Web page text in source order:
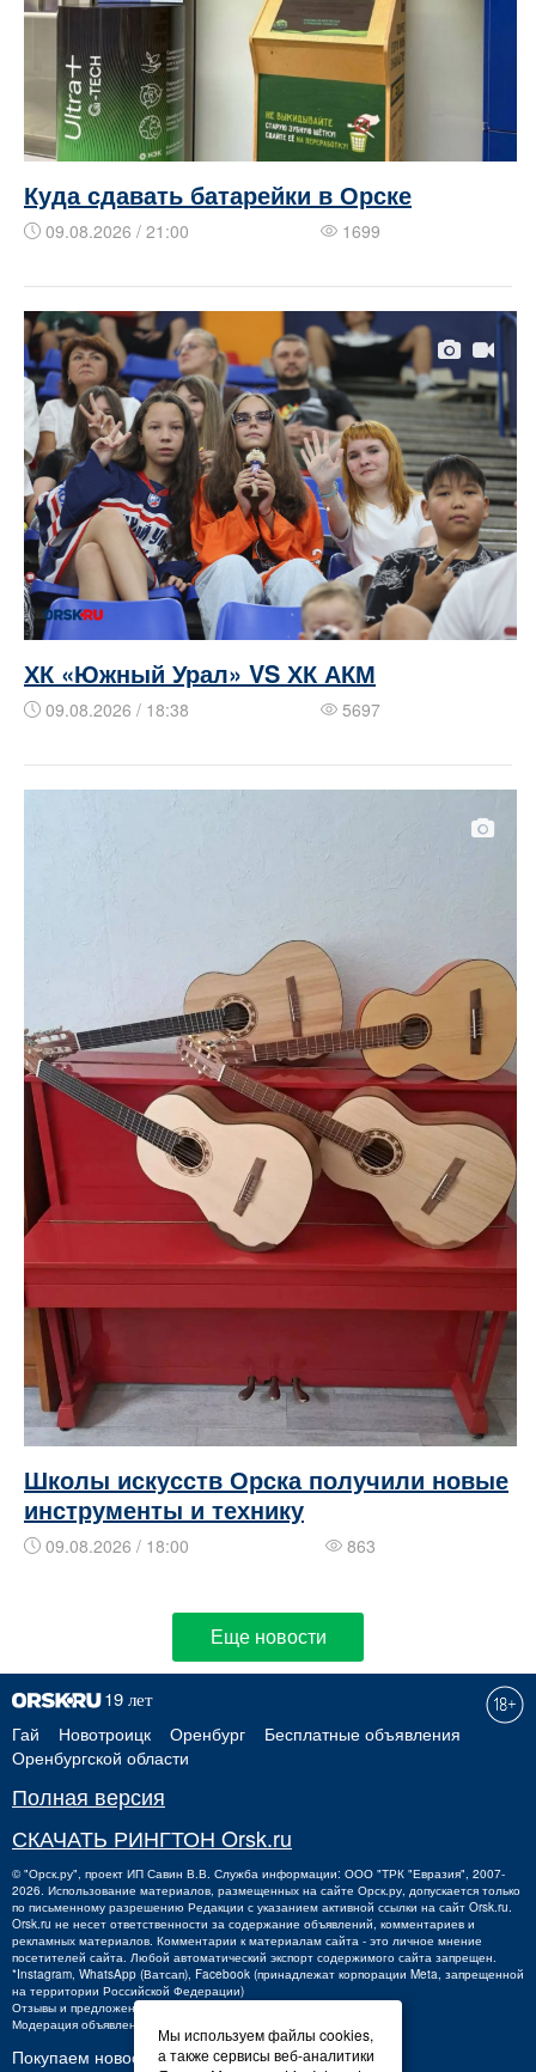
Куда сдавать батарейки в Орске
09.08.2026 / 21:00 1699
ХК «Южный Урал» VS ХК АКМ
09.08.2026 / 18:38 5697
Школы искусств Орска получили новые
инструменты и технику
09.08.2026 / 18:00 863
Еще новости
Гай Новотроицк Оренбург
Бесплатные объявления
Оренбургской области
Полная версия
СКАЧАТЬ РИНГТОН Orsk.ru
©"Орск.ру", проект ИП Савин В.В. Служба информации: ООО "ТРК "Евразия", 2007-
2026. Использование материалов, размещенных на сайте Орск.ру, допускается только
по письменному разрешению Редакции с указанием активной ссылки на сайт Orsk.ru.
Orsk.ru не несет ответственности за содержание объявлений, комментариев и
рекламных материалов. Комментарии к материалам сайта - это личное мнение
посетителей сайта. Любой автоматический экспорт содержимого сайта запрещен.
*Instagram, WhatsApp (Ватсап), Facebook (принадлежат корпорации Meta, запрещенной
на территории Российской Федерации)
Отзывы и предложения о работе портала:
Модерация объявлений +7 (3537) 32-71-28
Покупаем новости:
Мы используем файлы cookies,
а также сервисы веб-аналитики